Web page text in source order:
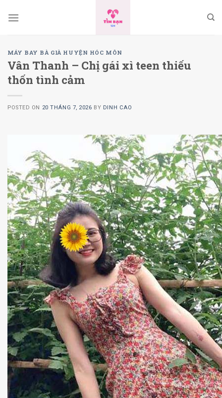
MÁY BAY BÀ GIÀ HUYỆN HÓC MÔN
Vân Thanh – Chị gái xì teen thiếu
thốn tình cảm
POSTED ON 20 THÁNG 7, 2026 BY DINH CAO